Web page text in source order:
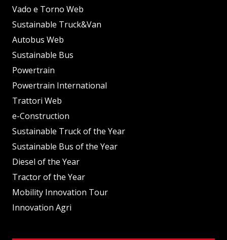
Vado e Torno Web
Sustainable Truck&Van
Autobus Web
Sustainable Bus
Powertrain
Powertrain International
Trattori Web
e-Construction
Sustainable Truck of the Year
Sustainable Bus of the Year
Diesel of the Year
Tractor of the Year
Mobility Innovation Tour
Innovation Agri